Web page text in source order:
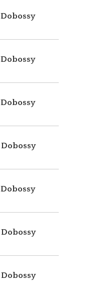
Dobossy
Dobossy
Dobossy
Dobossy
Dobossy
Dobossy
Dobossy